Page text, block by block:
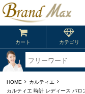
カート カテゴリ
HOME
カルティエ
カルティエ 時計 レディース バ